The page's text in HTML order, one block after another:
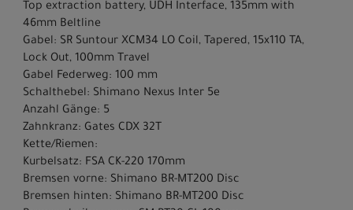
Top extraction battery, UDH Interface, 135mm with
46mm Beltline
Gabel: SR Suntour XCM34 LO Coil, Tapered, 15x110 TA,
Lock Out, 100mm Travel
Gabel Federweg: 100 mm
Schalthebel: Shimano Nexus Inter 5e
Anzahl Gänge: 5
Zahnkranz: Gates CDX 32T
Kette/Riemen:
Kurbelsatz: FSA CK-220 170mm
Bremsen vorne: Shimano BR-MT200 Disc
Bremsen hinten: Shimano BR-MT200 Disc